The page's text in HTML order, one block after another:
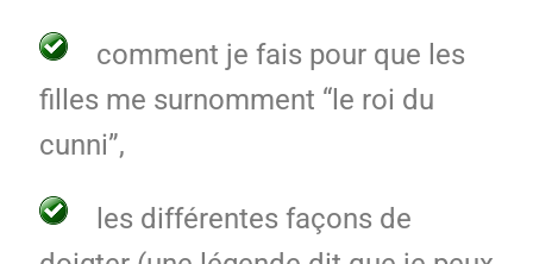
comment je fais pour que les
filles me surnomment “le roi du
cunni”,
les différentes façons de